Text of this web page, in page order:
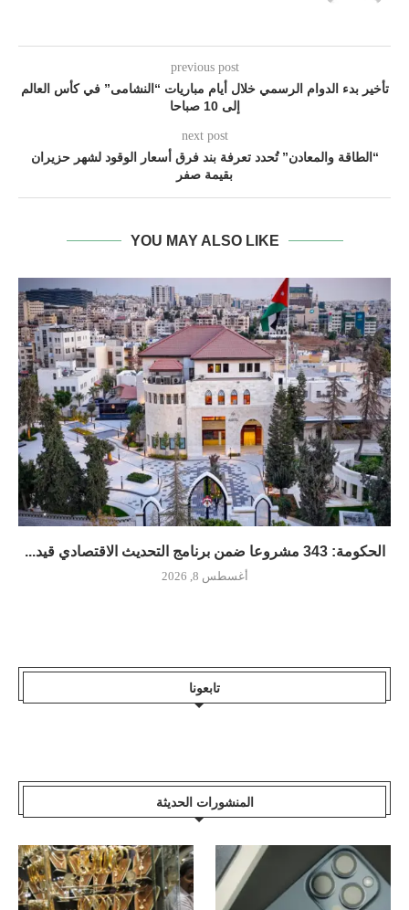
previous post
تأخير بدء الدوام الرسمي خلال أيام مباريات “النشامى” في كأس العالم
إلى 10 صباحا
next post
“الطاقة والمعادن” تُحدد تعرفة بند فرق أسعار الوقود لشهر حزيران
بقيمة صفر
YOU MAY ALSO LIKE
الحكومة: 343 مشروعا ضمن برنامج التحديث الاقتصادي قيد...
أغسطس 8, 2026
تابعونا
المنشورات الحديثة